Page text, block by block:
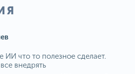
ИИ что то полезное сделает.
внедрять